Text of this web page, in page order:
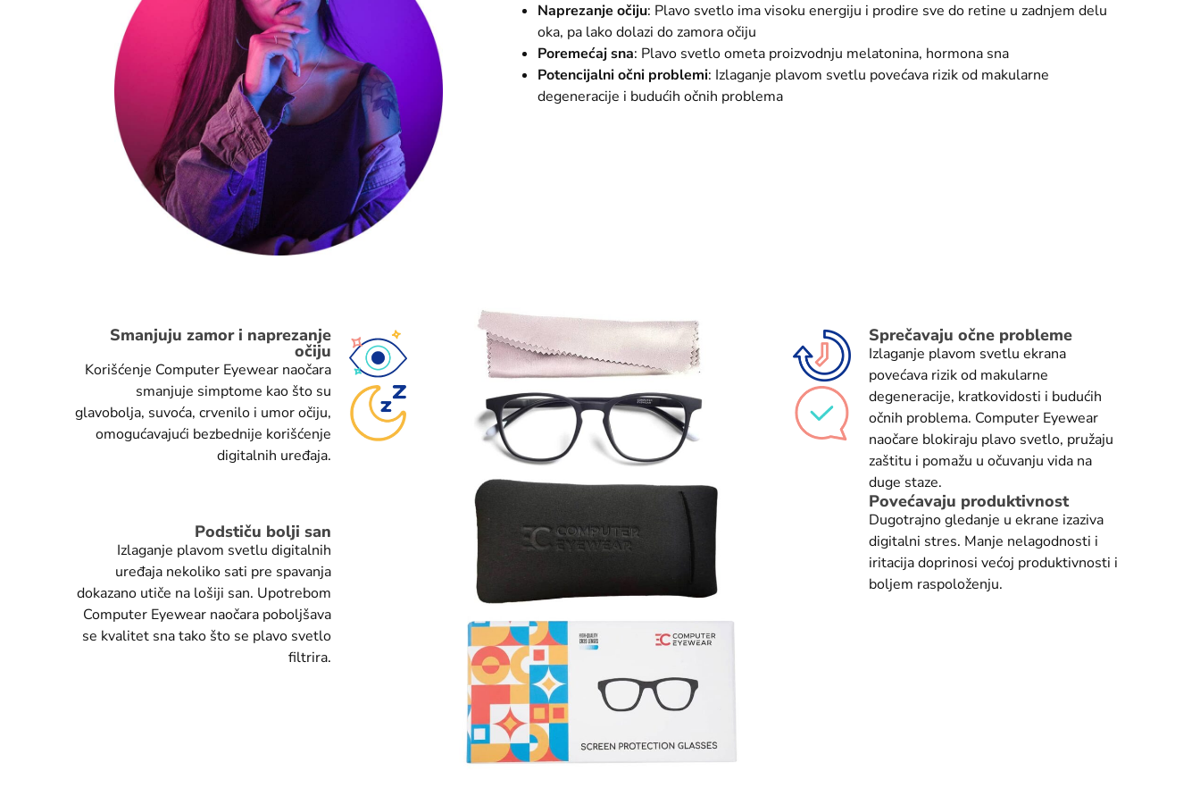
Naprezanje očiju: Plavo svetlo ima visoku energiju i prodire sve do retine u zadnjem delu
oka, pa lako dolazi do zamora očiju
Poremećaj sna: Plavo svetlo ometa proizvodnju melatonina, hormona sna
Potencijalni očni problemi: Izlaganje plavom svetlu povećava rizik od makularne
degeneracije i budućih očnih problema
Smanjuju zamor i naprezanje
očiju
Korišćenje Computer Eyewear naočara
smanjuje simptome kao što su
glavobolja, suvoća, crvenilo i umor očiju,
omogućavajući bezbednije korišćenje
digitalnih uređaja.
Podstiču bolji san
Izlaganje plavom svetlu digitalnih
uređaja nekoliko sati pre spavanja
dokazano utiče na lošiji san. Upotrebom
Computer Eyewear naočara poboljšava
se kvalitet sna tako što se plavo svetlo
filtrira.
Sprečavaju očne probleme
Izlaganje plavom svetlu ekrana
povećava rizik od makularne
degeneracije, kratkovidosti i budućih
očnih problema. Computer Eyewear
naočare blokiraju plavo svetlo, pružaju
zaštitu i pomažu u očuvanju vida na
duge staze.
Povećavaju produktivnost
Dugotrajno gledanje u ekrane izaziva
digitalni stres. Manje nelagodnosti i
iritacija doprinosi većoj produktivnosti i
boljem raspoloženju.